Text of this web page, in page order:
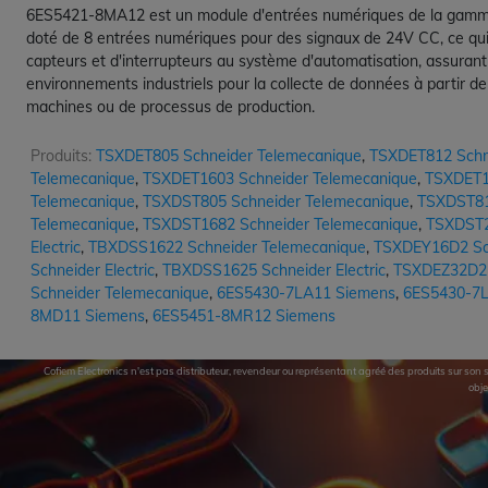
6ES5421-8MA12 est un module d'entrées numériques de la
doté de 8 entrées numériques pour des signaux de 24V CC, ce
capteurs et d'interrupteurs au système d'automatisation,
environnements industriels pour la collecte de données à partir
machines ou de processus de production.
Produits: TSXDET805 Schneider Telemecanique, TSXDET812
Telemecanique, TSXDET1603 Schneider Telemecanique,
Telemecanique, TSXDST805 Schneider Telemecanique,
Telemecanique, TSXDST1682 Schneider Telemecanique,
Electric, TBXDSS1622 Schneider Telemecanique, TSXDEY16D2
Schneider Electric, TBXDSS1625 Schneider Electric,
Schneider Telemecanique, 6ES5430-7LA11 Siemens, 6ES5430-
8MD11 Siemens, 6ES5451-8MR12 Siemens
Cofiem Electronics n'est pas distributeur, revendeur ou représentant agréé des produits sur